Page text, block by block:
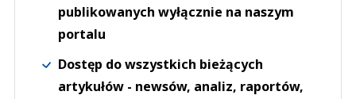
publikowanych wyłącznie na naszym
portalu
Dostęp do wszystkich bieżących
artykułów - newsów, analiz, raportów,